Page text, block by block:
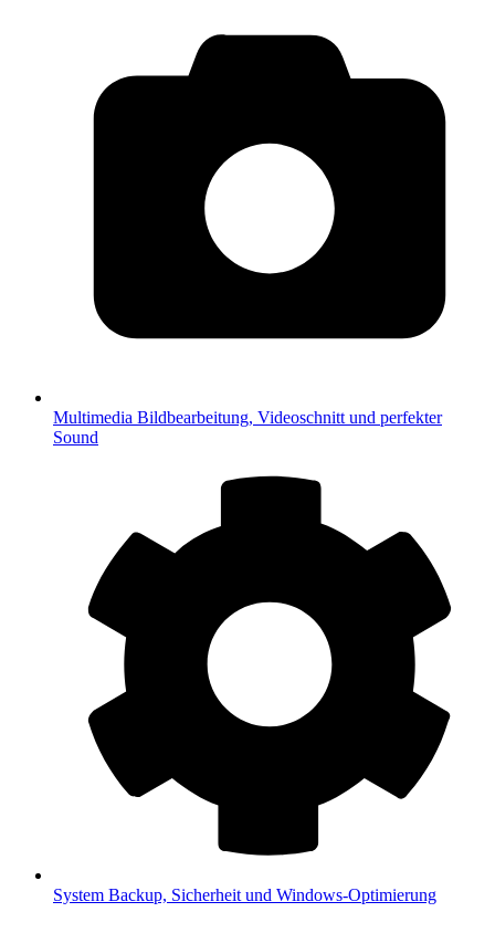
Multimedia Bildbearbeitung, Videoschnitt und perfekter
Sound
System Backup, Sicherheit und Windows-Optimierung